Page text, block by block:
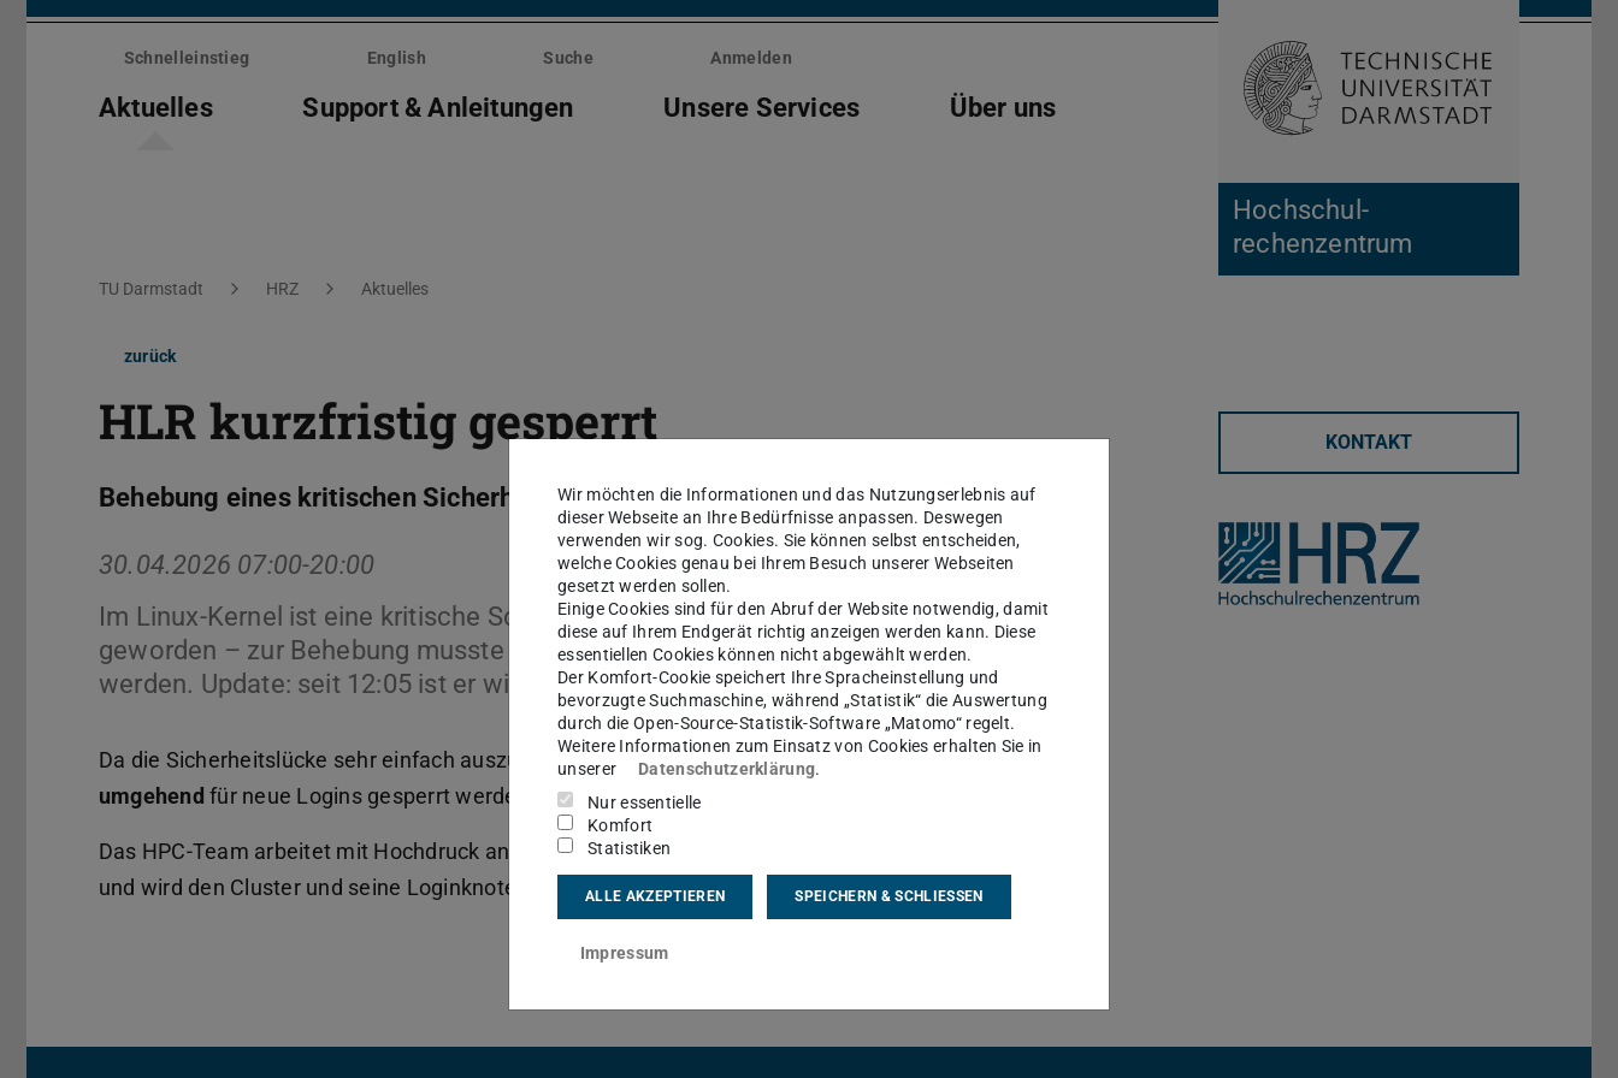
Menü
überspringen
Hochschul­
rechenzentrum
Schnelleinstieg English Suche Anmelden
Aktuelles Support & Anleitungen Unsere Services Über uns Suche öffnen
Sie befinden sich hier:
TU Darmstadt HRZ Aktuelles
zurück
HLR kurzfristig gesperrt
Behebung eines kritischen Sicherheitsproblems
30.04.2026 07:00-20:00
Im Linux-Kernel ist eine kritische Schwachstelle des „page cache“ bekannt
geworden – zur Behebung musste der Lichtenberg-Cluster kurzfristig gesperrt
werden. Update: seit 12:05 ist er wieder offen und erreichbar.
Da die Sicherheitslücke sehr einfach auszunutzen ist, mußte der Lichtenberg-Cluster
umgehend für neue Logins gesperrt werden.
Das HPC-Team arbeitet mit Hochdruck an der Installation der entsprechenden „mitigation“
und wird den Cluster und seine Loginknoten so bald wie möglich wieder freigeben.
KONTAKT
Wir möchten die Informationen und das Nutzungserlebnis auf
dieser Webseite an Ihre Bedürfnisse anpassen. Deswegen
verwenden wir sog. Cookies. Sie können selbst entscheiden,
welche Cookies genau bei Ihrem Besuch unserer Webseiten
gesetzt werden sollen.
Einige Cookies sind für den Abruf der Website notwendig, damit
diese auf Ihrem Endgerät richtig anzeigen werden kann. Diese
essentiellen Cookies können nicht abgewählt werden.
Der Komfort-Cookie speichert Ihre Spracheinstellung und
bevorzugte Suchmaschine, während „Statistik“ die Auswertung
durch die Open-Source-Statistik-Software „Matomo“ regelt.
Weitere Informationen zum Einsatz von Cookies erhalten Sie in
unserer
Datenschutzerklärung.
Nur essentielle
Komfort
Statistiken
ALLE AKZEPTIEREN SPEICHERN & SCHLIESSEN
Impressum